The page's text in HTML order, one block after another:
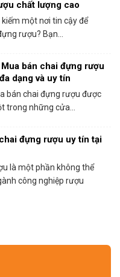
chất lượng cao
một nơi tin cậy để
rượu? Bạn...
bán chai đựng rượu
dạng và uy tín
bán chai đựng rượu được
trong những cửa...
đựng rượu uy tín tại
là một phần không thể
công nghiệp rượu